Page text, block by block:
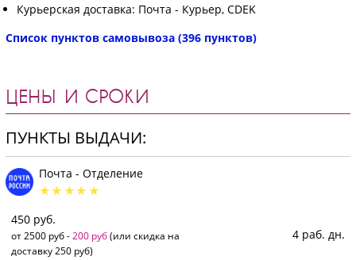
Курьерская доставка: Почта - Курьер, CDEK
Список пунктов самовывоза (396 пунктов)
ЦЕНЫ И СРОКИ
ПУНКТЫ ВЫДАЧИ:
Почта - Отделение
450 руб.
от 2500 руб - 200 руб(или скидка на
доставку 250 руб)
4 раб. дн.